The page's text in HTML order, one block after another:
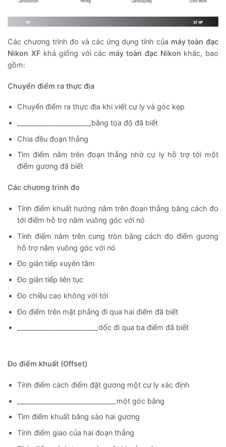
Các chương trình đo và các ứng dụng tính của máy toàn đạc
Nikon XF khá giống với các máy toàn đạc Nikon khác, bao
gồm:
Chuyển điểm ra thực địa
Chuyển điểm ra thực địa khi viết cự ly và góc kẹp
_____________________bằng tọa độ đã biết
Chia đều đoạn thẳng
Tìm điểm nằm trên đoạn thẳng nhờ cự ly hỗ trợ tới một
điểm gương đã biết
Các chương trình đo
Tính điểm khuất hướng nằm trên đoạn thẳng bằng cách đo
tới điểm hỗ trợ nằm vuông góc với nó
Tính điểm nằm trên cung tròn bằng cách đo điểm gương
hỗ trợ nằm vuông góc với nó
Đo gián tiếp xuyên tâm
Đo gián tiếp liên tục
Đo chiều cao không với tới
Đo điểm trên mặt phẳng đi qua hai điểm đã biết
_______________________dốc đi qua ba điểm đã biết
Đo điểm khuất (Offset)
Tính điểm cách điểm đặt gương một cự ly xác định
____________________________một góc bằng
Tìm điểm khuất bằng sào hai gương
Tính điểm giao của hai đoạn thẳng